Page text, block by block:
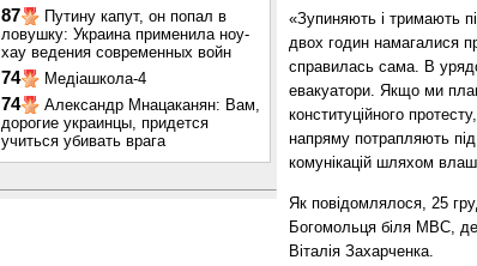
87
Путину капут, он попал в
ловушку: Украина применила ноу-
хау ведения современных войн
74 Медіашкола-4
74
Александр Мнацаканян: Вам,
дорогие украинцы, придется
учиться убивать врага
«Зупиняють і тримають
двох годин намагалися
справилась сама. В
евакуатори. Якщо ми
конституційного
напряму потрапляють
комунікацій шляхом
Як повідомлялося, 25
Богомольця біля МВС, де
Віталія Захарченка.